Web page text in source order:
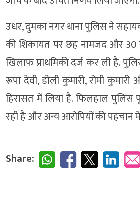
उधर, दुमका नगर थाना पुलिस ने
की शिकायत पर छह नामजद और 30
खिलाफ प्राथमिकी दर्ज कर ली है.
रूपा देवी, डोली कुमारी, रोमी
हिरासत में लिया है. फिलहाल
रही है और अन्य आरोपियों की पहचान
Share: